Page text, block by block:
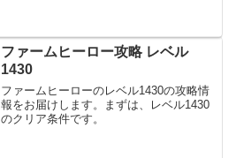
ファームヒーロー攻略 レベル
1430
ファームヒーローのレベル1430の攻略情
報をお届けします。まずは、レベル1430
のクリア条件です。